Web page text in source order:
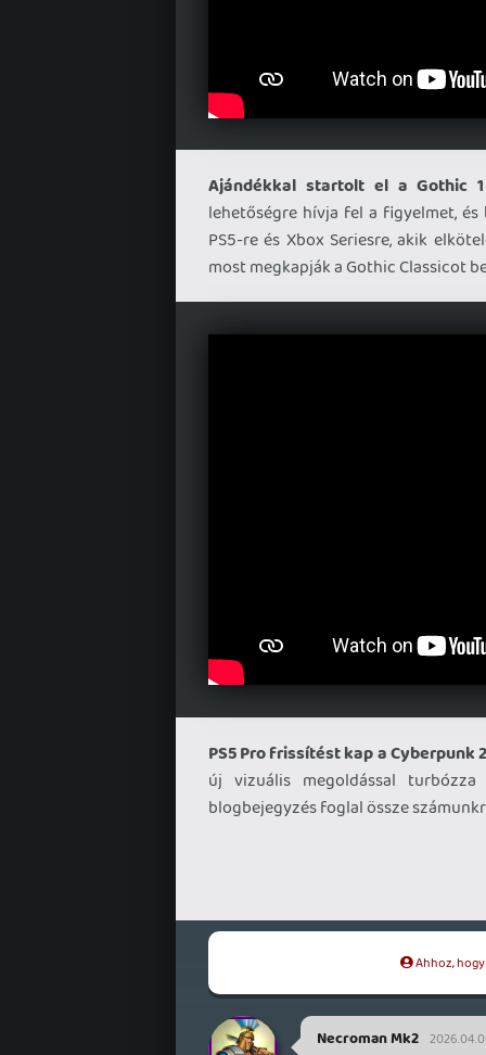
Ajándékkal startolt el a Gothic 1
lehetőségre hívja fel a figyelmet, és
PS5-re és Xbox Seriesre, akik
most megkapják a Gothic Classicot
PS5 Pro frissítést kap a Cyberpunk
új vizuális megoldással
blogbejegyzés foglal össze
Ahhoz,
Necroman Mk2